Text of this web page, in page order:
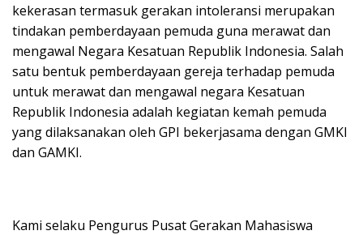
kekerasan termasuk gerakan intoleransi merupakan
tindakan pemberdayaan pemuda guna merawat dan
mengawal Negara Kesatuan Republik Indonesia. Salah
satu bentuk pemberdayaan gereja terhadap pemuda
untuk merawat dan mengawal negara Kesatuan
Republik Indonesia adalah kegiatan kemah pemuda
yang dilaksanakan oleh GPI bekerjasama dengan GMKI
dan GAMKI.
Kami selaku Pengurus Pusat Gerakan Mahasiswa